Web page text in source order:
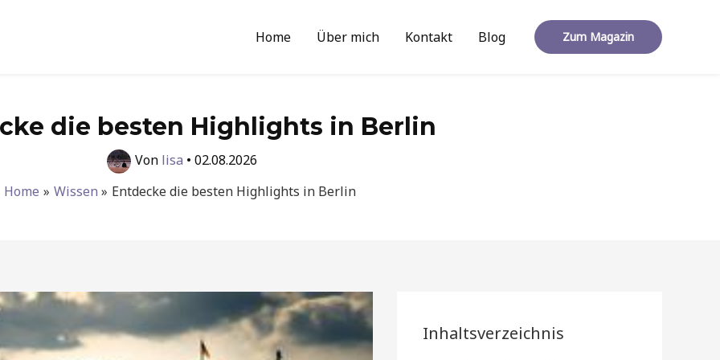
Home Über mich Kontakt Blog Zum Magazin
die besten Highlights in Berlin
Von lisa • 02.08.2026
Home
Wissen Entdecke die besten Highlights in Berlin
Inhaltsverzeichnis